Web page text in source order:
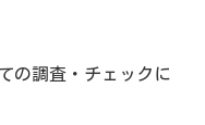
の調査・チェックに